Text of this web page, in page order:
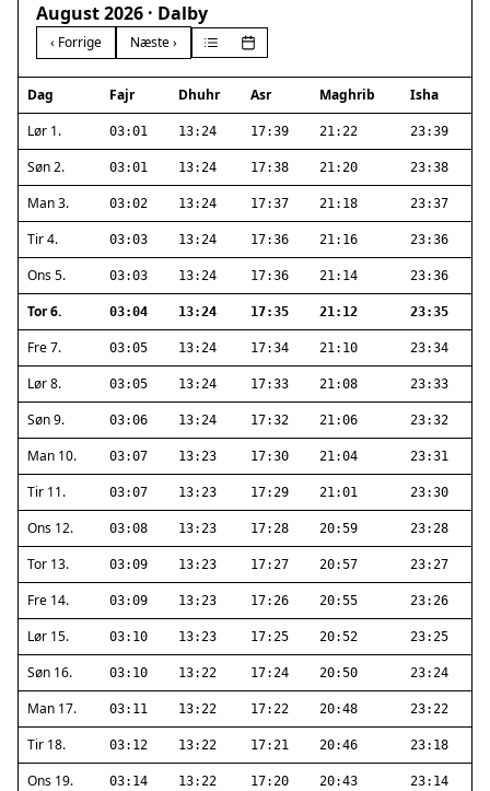
August 2026 · Dalby
‹ Forrige Næste ›
Dag Fajr Dhuhr Asr Maghrib
Isha
Lør 1.
03:01 13:24 17:39 21:22 23:39
Søn 2. 03:01 13:24 17:38 21:20 23:38
Man 3. 03:02 13:24 17:37 21:18 23:37
Tir 4. 03:03 13:24 17:36 21:16 23:36
Ons 5. 03:03 13:24 17:36 21:14 23:36
Tor 6. 03:04 13:24 17:35 21:12 23:35
Fre 7. 03:05 13:24 17:34 21:10 23:34
Lør 8. 03:05 13:24 17:33 21:08 23:33
Søn 9. 03:06 13:24 17:32 21:06 23:32
Man 10. 03:07 13:23 17:30 21:04 23:31
Tir 11. 03:07 13:23 17:29 21:01 23:30
Ons 12. 03:08 13:23 17:28 20:59 23:28
Tor 13. 03:09 13:23 17:27 20:57 23:27
Fre 14. 03:09 13:23 17:26 20:55 23:26
Lør 15. 03:10 13:23 17:25 20:52 23:25
Søn 16. 03:10 13:22 17:24 20:50 23:24
Man 17. 03:11 13:22 17:22 20:48 23:22
Tir 18. 03:12 13:22 17:21 20:46 23:18
Ons 19. 03:14 13:22 17:20 20:43 23:14